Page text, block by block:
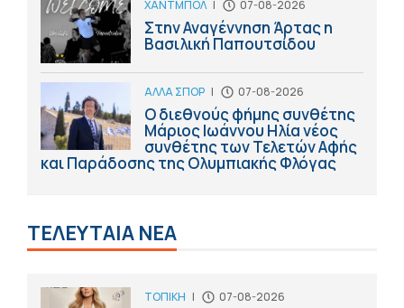
ΧΑΝΤΜΠΟΛ | 07-08-2026
Στην Αναγέννηση Άρτας η
Βασιλική Παπουτσίδου
ΑΛΛΑ ΣΠΟΡ | 07-08-2026
Ο διεθνούς φήμης συνθέτης
Μάριος Ιωάννου Ηλία νέος
συνθέτης των Τελετών Αφής
και Παράδοσης της Ολυμπιακής Φλόγας
ΤΕΛΕΥΤΑΙΑ ΝΕΑ
ΤΟΠΙΚΗ | 07-08-2026